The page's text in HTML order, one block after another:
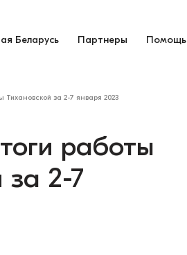
Беларусь Партнеры Помощь
за 2-7 января 2023
работы
2-7